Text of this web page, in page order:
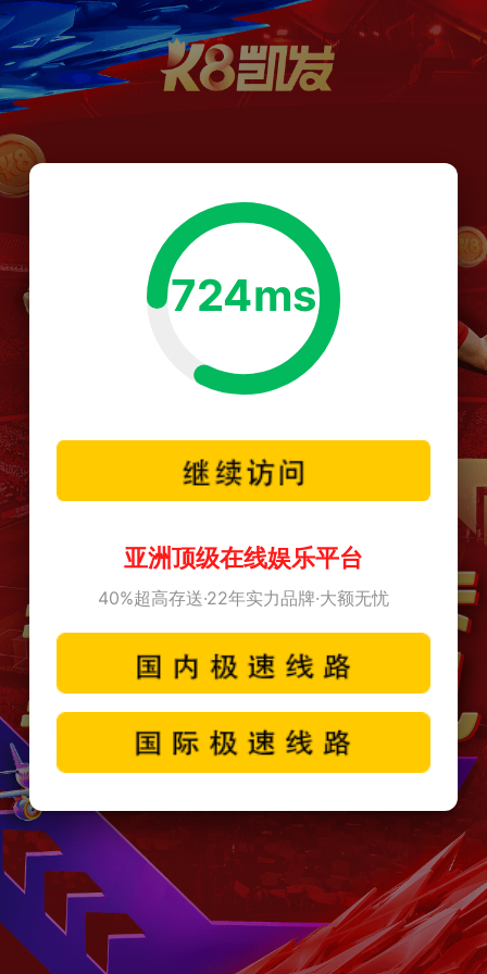
724ms
亚洲顶级在线娱乐平台
40%超高存送·22年实力品牌·大额无忧